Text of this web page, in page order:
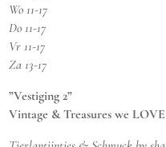
Wo 11-17
Do 11-17
Vr 11-17
Za 13-17
”Vestiging 2”
Vintage & Treasures we LOVE